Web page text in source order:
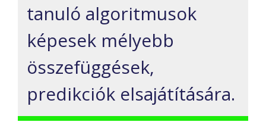
tanuló algoritmusok
képesek mélyebb
összefüggések,
predikciók elsajátítására.